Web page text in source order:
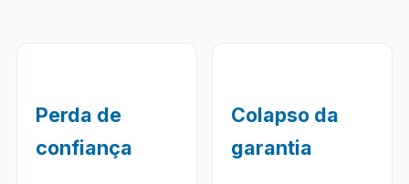
Perda de
confiança
Colapso da
garantia